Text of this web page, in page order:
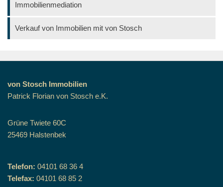
Immobilienmediation
Verkauf von Immobilien mit von Stosch
von Stosch Immobilien
Patrick Florian von Stosch e.K.
Grüne Twiete 60C
25469 Halstenbek
Telefon: 04101 68 36 4
Telefax: 04101 68 85 2